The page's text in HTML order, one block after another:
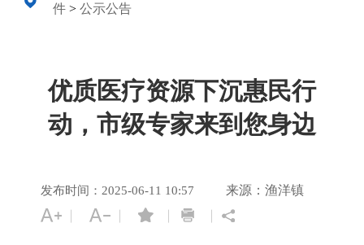
件 > 公示公告
优质医疗资源下沉惠民行
动，市级专家来到您身边
发布时间：2025-06-11 10:57 来源：渔洋镇